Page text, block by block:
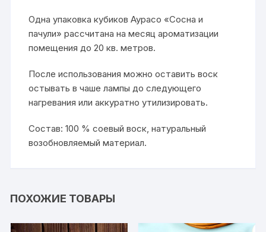
Одна упаковка кубиков Аурасо «Сосна и
пачули» рассчитана на месяц ароматизации
помещения до 20 кв. метров.
После использования можно оставить воск
остывать в чаше лампы до следующего
нагревания или аккуратно утилизировать.
Состав: 100 % соевый воск, натуральный
возобновляемый материал.
ПОХОЖИЕ ТОВАРЫ